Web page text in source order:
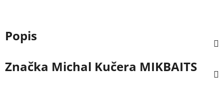
Popis
Značka Michal Kučera MIKBAITS